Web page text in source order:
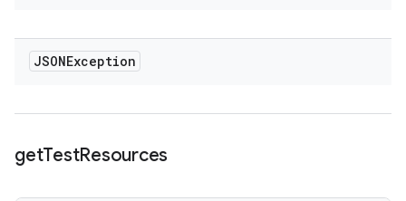
JSONException
getTestResources